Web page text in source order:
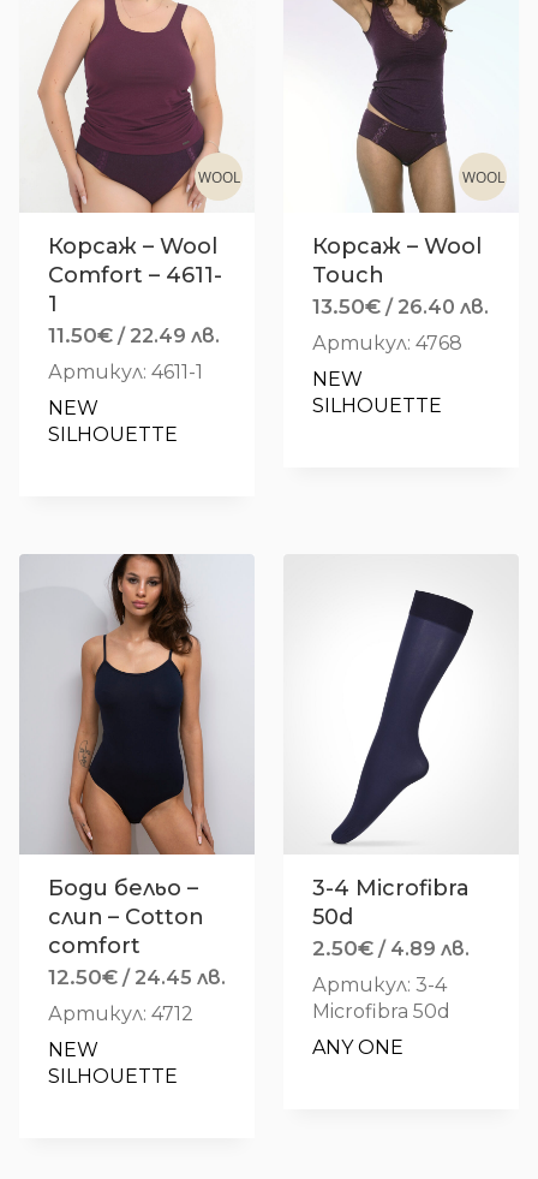
WOOL
Корсаж – Wool
Comfort – 4611-
1
11.50€ / 22.49 лв.
Артикул: 4611-1
NEW
SILHOUETTE
WOOL
Корсаж – Wool
Touch
13.50€ / 26.40 лв.
Артикул: 4768
NEW
SILHOUETTE
Боди бельо –
слип – Cotton
comfort
12.50€ / 24.45 лв.
Артикул: 4712
NEW
SILHOUETTE
3-4 Microfibra
50d
2.50€ / 4.89 лв.
Артикул: 3-4
Microfibra 50d
ANY ONE